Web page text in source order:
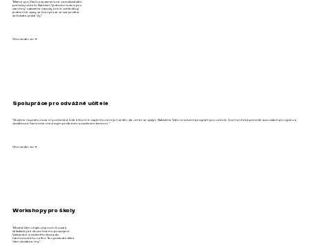
“Máme pro Vás kurzy zaměřené na individuální
potřeby učitelů. Namísto "jednoho řešení pro
všechny", nabízíme návody, které zohledňují
jedinečné výzvy, se kterými se ve své profesi
setkáváte právě Vy.”
Chci vědět víc →
Spolupráce pro odvážné učitele
“Stojíme na prahu nové éry učitelství, kde klíčem k úspěchu není jen vědět, ale umět se vyvíjet. Nabízíme Vám revoluční program pro učitele, kteří si chtějí potvrdit svou vášeň pro výuku a
dosáhnout harmonie mezi svým profesním a osobním životem..”
Chci vědět víc →
Workshopy pro školy
“Možná Vám chybí už jenom kousek
skládačky ke skutečnému propojení
Vaší práce a osobního života do
harmonického celku. Ten poslední dílek
Vám dodáme my.”